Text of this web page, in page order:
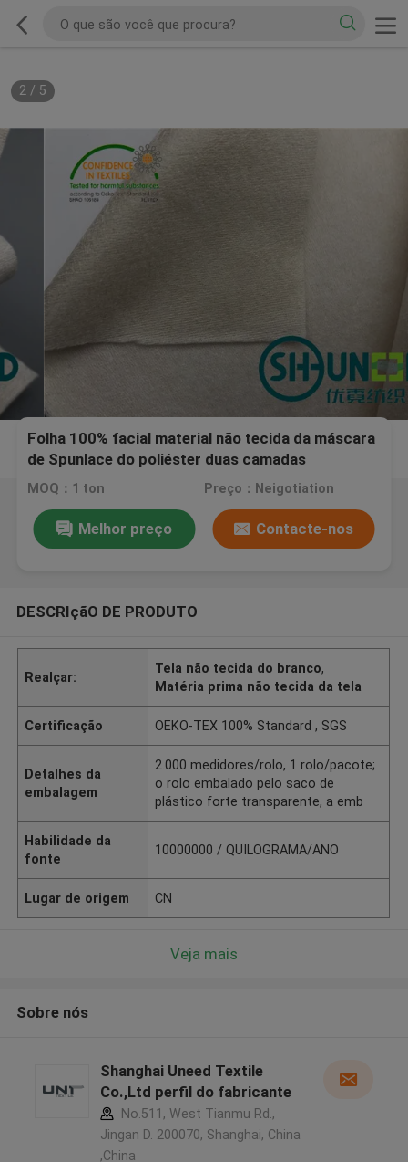
2/ 5
Folha 100% facial material não tecida da máscara
de Spunlace do poliéster duas camadas
MOQ：1 ton Preço：Neigotiation
Melhor preço Contacte-nos
DESCRIçãO DE PRODUTO
Realçar:
Tela não tecida do branco,
Matéria prima não tecida da tela
Certificação OEKO-TEX 100% Standard , SGS
Detalhes da
embalagem
2.000 medidores/rolo, 1 rolo/pacote;
o rolo embalado pelo saco de
plástico forte transparente, a emb
Habilidade da
fonte
10000000 / QUILOGRAMA/ANO
Lugar de origem CN
Veja mais
Sobre nós
Shanghai Uneed Textile
Co.,Ltd perfil do fabricante
No.511, West Tianmu Rd.,
Jingan D. 200070, Shanghai, China
,China